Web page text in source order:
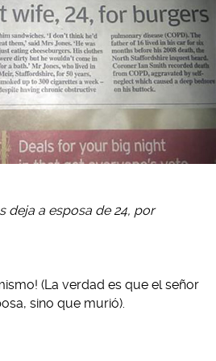
deja a esposa de 24, por
(La verdad es que el señor
sino que murió).